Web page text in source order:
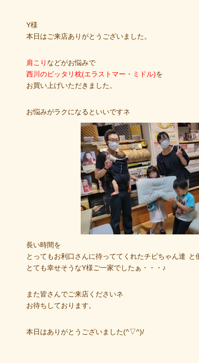
Y様
本日はご来店ありがとうございました。
肩こり などがお悩みで
西川のピッタリ枕(エラストマー・ミドル)を
お買い上げいただきました。
お悩みがラクになるといいですネ
長い時間を
とってもお利口さんに待っててくれたチビちゃん達 と
とても幸せそうなY様ご一家でしたぁ・・・♪
また皆さんでご来店くださいネ
お待ちしております。
本日はありがとうございました(^▽^)/